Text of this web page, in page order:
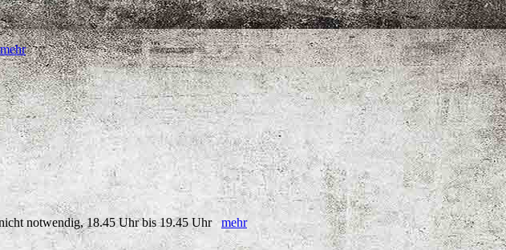
mehr
notwendig, 18.45 Uhr bis 19.45 Uhrmehr